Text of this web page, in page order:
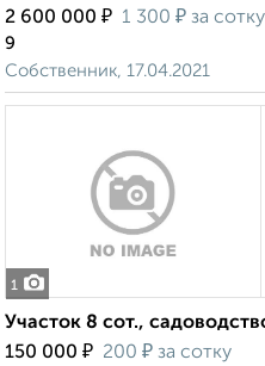
2 600 000 ₽ 1 300 ₽ за сотку
9
Собственник, 17.04.2021
1
Участок 8 сот.,
150 000 ₽ 200 ₽ за сотку